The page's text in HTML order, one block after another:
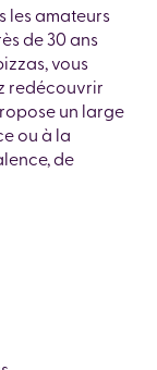
les amateurs
de 30 ans
vous
redécouvrir
un large
ou à la
de